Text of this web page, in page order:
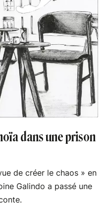
dans une prison
de créer le chaos » en
Galindo a passé une